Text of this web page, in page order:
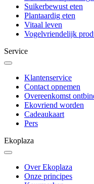
Suikerbewust eten
Plantaardig eten
Vitaal leven
Vogelvriendelijk
Service
Klantenservice
Contact opnemen
Overeenkomst
Ekovriend worden
Cadeaukaart
Pers
Ekoplaza
Over Ekoplaza
Onze principes